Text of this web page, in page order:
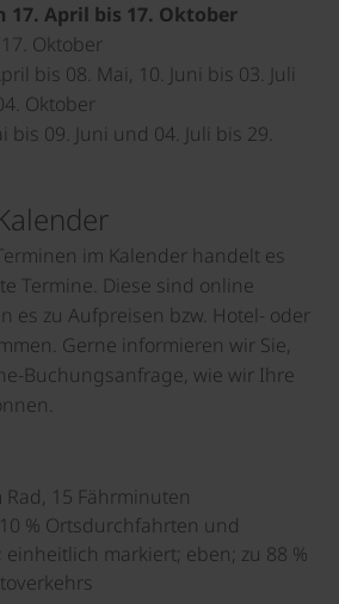
17. April bis 17. Oktober
Oktober
bis 08. Mai, 10. Juni bis 03. Juli
Oktober
bis 09. Juni und 04. Juli bis 29.
im Kalender handelt es
Termine. Diese sind online
es zu Aufpreisen bzw. Hotel- oder
Gerne informieren wir Sie,
Buchungsanfrage, wie wir Ihre
Rad, 15 Fährminuten
% Ortsdurchfahrten und
markiert; eben; zu 88 %